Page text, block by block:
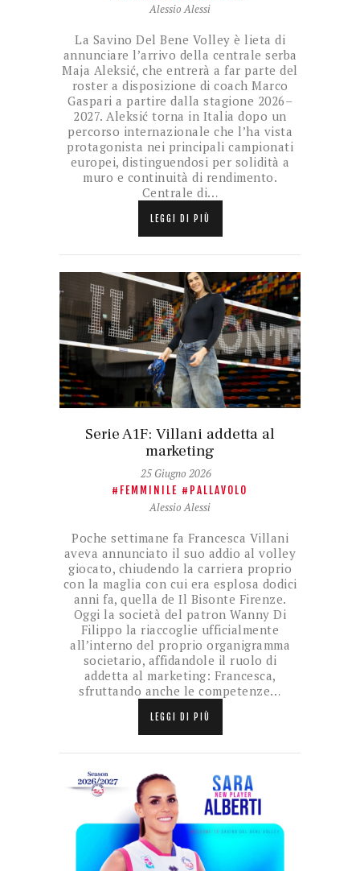
Alessio Alessi
La Savino Del Bene Volley è lieta di
annunciare l’arrivo della centrale serba
Maja Aleksić, che entrerà a far parte del
roster a disposizione di coach Marco
Gaspari a partire dalla stagione 2026–
2027. Aleksić torna in Italia dopo un
percorso internazionale che l’ha vista
protagonista nei principali campionati
europei, distinguendosi per solidità a
muro e continuità di rendimento.
Centrale di…
LEGGI DI PIÙ
Serie A1F: Villani addetta al
marketing
25 Giugno 2026
FEMMINILE PALLAVOLO
Alessio Alessi
Poche settimane fa Francesca Villani
aveva annunciato il suo addio al volley
giocato, chiudendo la carriera proprio
con la maglia con cui era esplosa dodici
anni fa, quella de Il Bisonte Firenze.
Oggi la società del patron Wanny Di
Filippo la riaccoglie ufficialmente
all’interno del proprio organigramma
societario, affidandole il ruolo di
addetta al marketing: Francesca,
sfruttando anche le competenze…
LEGGI DI PIÙ